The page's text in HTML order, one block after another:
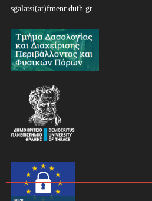
sgalatsi(at)fmenr.duth.gr